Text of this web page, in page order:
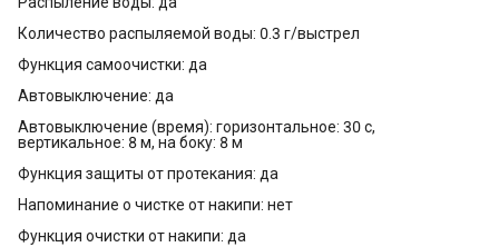
Количество распыляемой воды: 0.3 г/выстрел
Функция самоочистки: да
Автовыключение: да
Автовыключение (время): горизонтальное: 30 с,
вертикальное: 8 м, на боку: 8 м
Функция защиты от протекания: да
Напоминание о чистке от накипи: нет
Функция очистки от накипи: да